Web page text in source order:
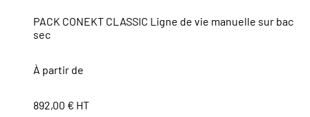
PACK CONEKT CLASSIC Ligne de vie manuelle sur bac
sec
À partir de
892,00 € HT